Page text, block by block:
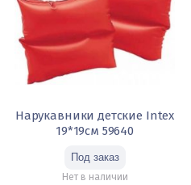
Нарукавники детские Intex
19*19см 59640
Нет в наличии